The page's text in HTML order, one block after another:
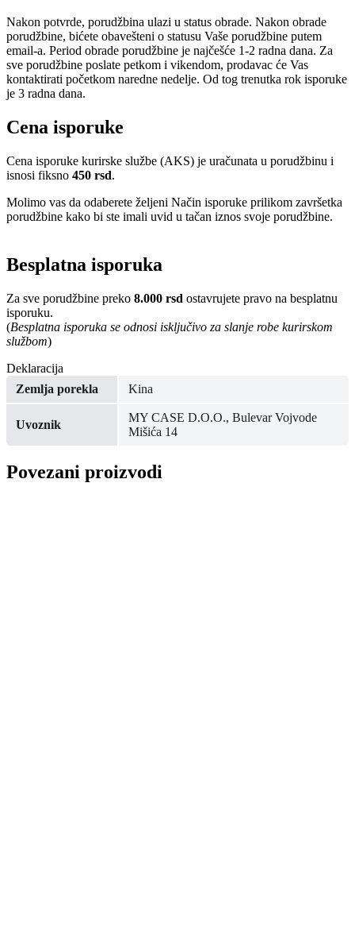
Nakon potvrde, porudžbina ulazi u status obrade. Nakon obrade
porudžbine, bićete obavešteni o statusu Vaše porudžbine putem
email-a. Period obrade porudžbine je najčešće 1-2 radna dana. Za
sve porudžbine poslate petkom i vikendom, prodavac će Vas
kontaktirati početkom naredne nedelje. Od tog trenutka rok isporuke
je 3 radna dana.
Cena isporuke
Cena isporuke kurirske službe (AKS) je uračunata u porudžbinu i
isnosi fiksno 450 rsd.
Molimo vas da odaberete željeni Način isporuke prilikom završetka
porudžbine kako bi ste imali uvid u tačan iznos svoje porudžbine.
Besplatna isporuka
Za sve porudžbine preko 8.000 rsd ostavrujete pravo na besplatnu
isporuku.
(Besplatna isporuka se odnosi isključivo za slanje robe kurirskom
službom)
Deklaracija
Zemlja porekla
Kina
Uvoznik
MY CASE D.O.O., Bulevar Vojvode
Mišića 14
Povezani proizvodi